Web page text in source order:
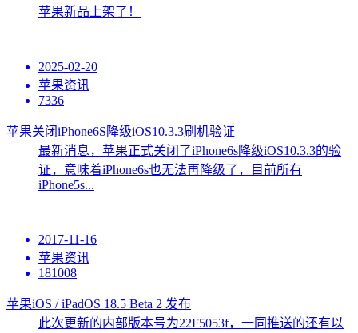
苹果新品上架了！
2025-02-20
苹果资讯
7336
苹果关闭iPhone6S降级iOS10.3.3刷机验证
最新消息，苹果正式关闭了iPhone6s降级iOS10.3.3的验
证，意味着iPhone6s也无法再降级了，目前所有
iPhone5s...
2017-11-16
苹果资讯
181008
苹果iOS / iPadOS 18.5 Beta 2 发布
此次更新的内部版本号为22F5053f，一同推送的还有以